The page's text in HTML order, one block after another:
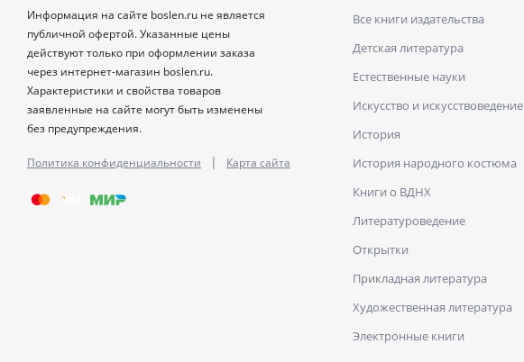
Информация на сайте boslen.ru не является
публичной офертой. Указанные цены
действуют только при оформлении заказа
через интернет-магазин boslen.ru.
Характеристики и свойства товаров
заявленные на сайте могут быть изменены
без предупреждения.
Политика конфиденциальности | Карта сайта
Все книги издательства
Детская литература
Естественные науки
Искусство и искусствоведение
История
История народного костюма
Книги о ВДНХ
Литературоведение
Открытки
Прикладная литература
Художественная литература
Электронные книги